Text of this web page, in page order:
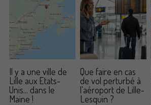
Il y a une ville de
Lille aux Etats-
Unis... dans le
Maine !
Que faire en cas
de vol perturbé à
l'aéroport de Lille-
Lesquin ?